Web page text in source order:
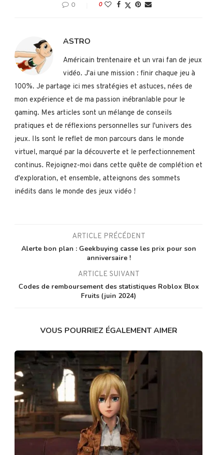
0 0
ASTRO
Américain trentenaire et un vrai fan de jeux
vidéo. J'ai une mission : finir chaque jeu à
100%. Je partage ici mes stratégies et astuces, nées de
mon expérience et de ma passion inébranlable pour le
gaming. Mes articles sont un mélange de conseils
pratiques et de réflexions personnelles sur l'univers des
jeux. Ils sont le reflet de mon parcours dans le monde
virtuel, marqué par la découverte et le perfectionnement
continus. Rejoignez-moi dans cette quête de complétion et
d'exploration, et ensemble, atteignons des sommets
inédits dans le monde des jeux vidéo !
ARTICLE PRÉCÉDENT
Alerte bon plan : Geekbuying casse les prix pour son
anniversaire !
ARTICLE SUIVANT
Codes de remboursement des statistiques Roblox Blox
Fruits (juin 2024)
VOUS POURRIEZ ÉGALEMENT AIMER